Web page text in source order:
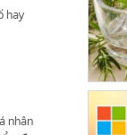
hay
nhân